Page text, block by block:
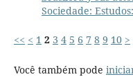
Sociedade:
<< < 1 2 3 4 5 6 7 8 9 10 >
Você também pode